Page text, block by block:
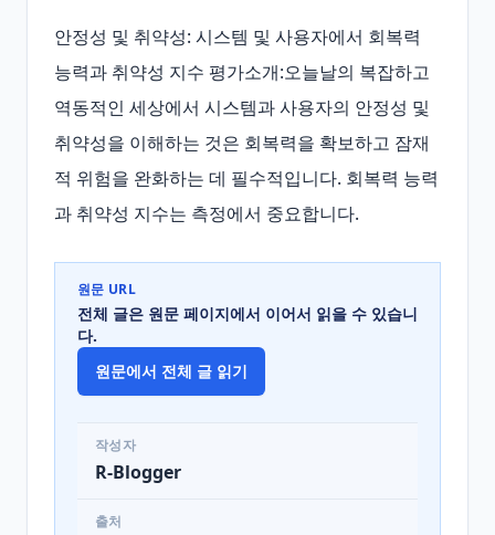
안정성 및 취약성: 시스템 및 사용자에서 회복력
능력과 취약성 지수 평가소개:오늘날의 복잡하고
역동적인 세상에서 시스템과 사용자의 안정성 및
취약성을 이해하는 것은 회복력을 확보하고 잠재
적 위험을 완화하는 데 필수적입니다. 회복력 능력
과 취약성 지수는 측정에서 중요합니다.
원문 URL
전체 글은 원문 페이지에서 이어서 읽을 수 있습니
다.
원문에서 전체 글 읽기
작성자
R-Blogger
출처